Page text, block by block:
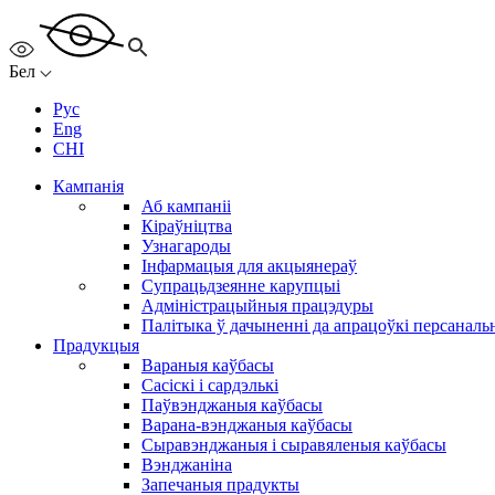
Бел
Рус
Eng
CHI
Кампанія
Аб кампаніі
Кіраўніцтва
Узнагароды
Інфармацыя для акцыянераў
Супрацьдзеянне карупцыі
Адміністрацыйныя працэдуры
Палітыка ў дачыненні да апрацоўкі
Прадукцыя
Вараныя каўбасы
Сасіскі і сардэлькі
Паўвэнджаныя каўбасы
Варана-вэнджаныя каўбасы
Сыравэнджаныя і сыравяленыя каўбасы
Вэнджаніна
Запечаныя прадукты